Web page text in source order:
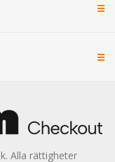
Alla rättigheter